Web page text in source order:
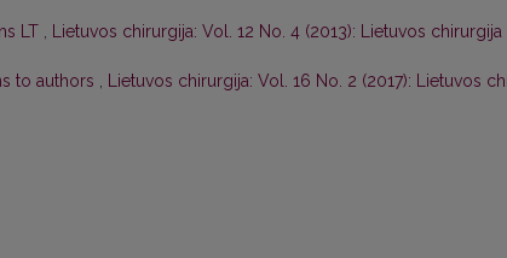
LT , Lietuvos chirurgija: Vol. 12 No. 4 (2013): Lietuvos chirurgija
to authors , Lietuvos chirurgija: Vol. 16 No. 2 (2017): Lietuvos